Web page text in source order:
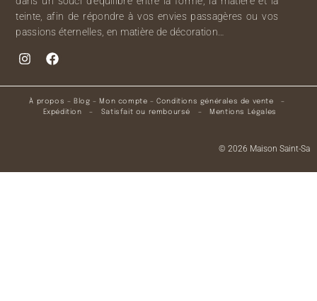
teinte, afin de répondre à vos envies passagères ou vos
passions éternelles, en matière de décoration…
À propos – Blog – Mon compte –Conditions générales de vente –
Expédition – Satisfait ou remboursé – Mentions Légales
© 2026 Maison Saint-Sa